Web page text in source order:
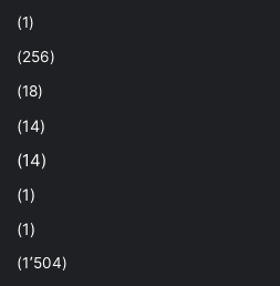
(1)
(256)
(18)
(14)
(14)
(1)
(1)
(1٬504)